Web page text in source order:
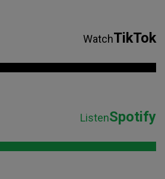
WatchTikTok
ListenSpotify